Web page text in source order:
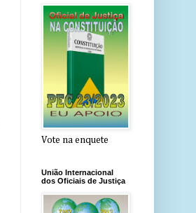
Vote na enquete
União Internacional
dos Oficiais de Justiça